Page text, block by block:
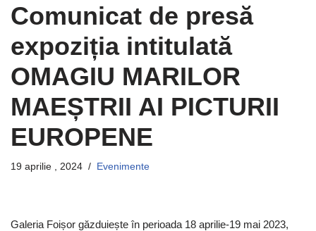
Comunicat de presă
expoziția intitulată
OMAGIU MARILOR
MAEȘTRII AI PICTURII
EUROPENE
19 aprilie , 2024 Evenimente
Galeria Foișor găzduiește în perioada 18 aprilie-19 mai 2023,